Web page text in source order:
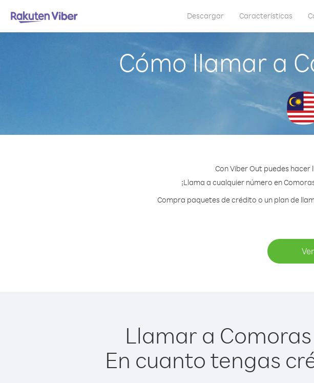
Descargar Características
Cómo llamar a
Con Viber Out puedes
¡Llama a cualquier número en
Compra paquetes de crédito o un plan de
Llamar a
En cuanto tengas